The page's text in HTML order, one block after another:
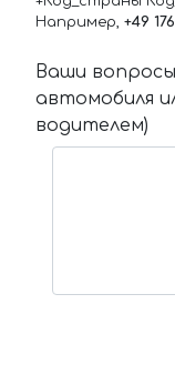
Например, +49
Ваши
автомобиля
водителем)